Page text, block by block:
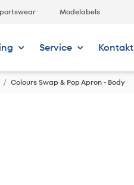
Modelabels
Service Kontakt
Colours Swap & Pop Apron - Body